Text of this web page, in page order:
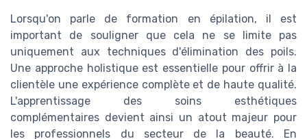
Lorsqu'on parle de formation en épilation, il est
important de souligner que cela ne se limite pas
uniquement aux techniques d'élimination des poils.
Une approche holistique est essentielle pour offrir à la
clientèle une expérience complète et de haute qualité.
L'apprentissage des soins esthétiques
complémentaires devient ainsi un atout majeur pour
les professionnels du secteur de la beauté. En